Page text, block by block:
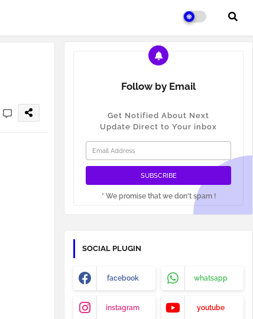
Follow by Email
Get Notified About Next
Update Direct to Your inbox
* We promise that we don't spam !
SOCIAL PLUGIN
facebook whatsapp
instagram youtube